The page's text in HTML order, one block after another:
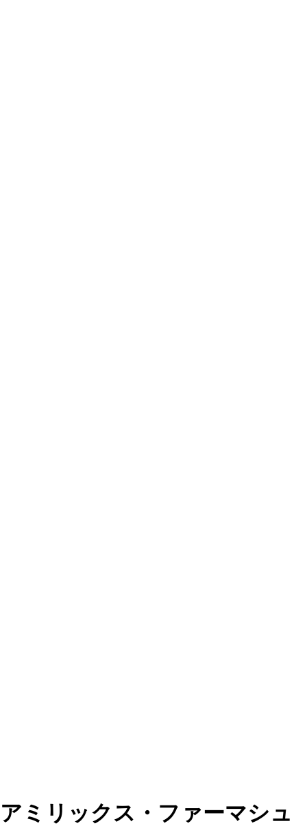
アミリックス・ファーマシュ